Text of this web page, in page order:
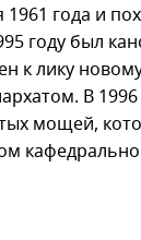
года и
году был
к лику
В 1996
мощей,